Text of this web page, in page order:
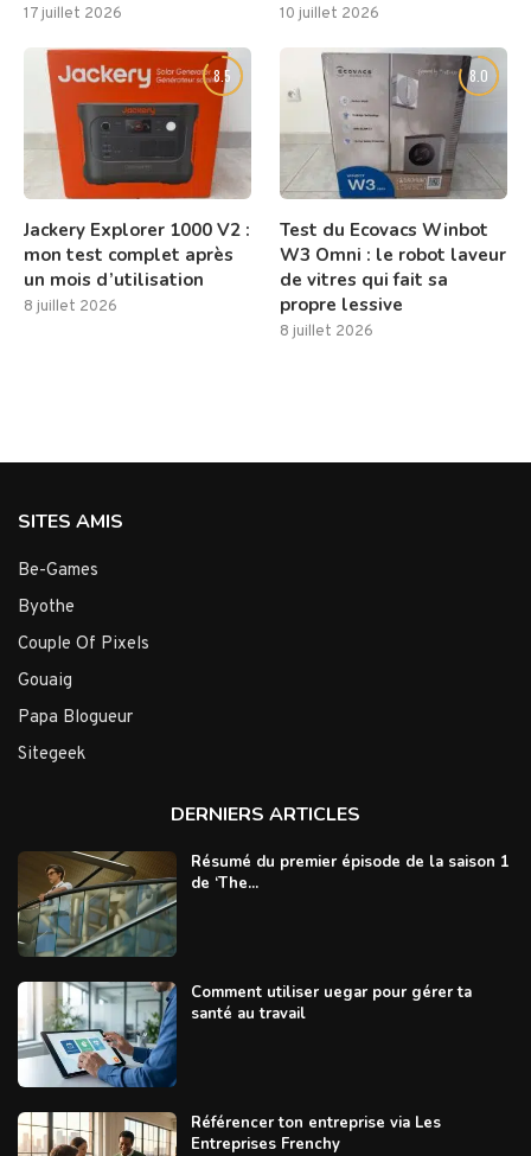
17 juillet 2026 10 juillet 2026
8.5
Jackery Explorer 1000 V2 :
mon test complet après
un mois d’utilisation
8 juillet 2026
8.0
Test du Ecovacs Winbot
W3 Omni : le robot laveur
de vitres qui fait sa
propre lessive
8 juillet 2026
SITES AMIS
Be-Games
Byothe
Couple Of Pixels
Gouaig
Papa Blogueur
Sitegeek
DERNIERS ARTICLES
Résumé du premier épisode de la saison 1
de ‘The...
Comment utiliser uegar pour gérer ta
santé au travail
Référencer ton entreprise via Les
Entreprises Frenchy